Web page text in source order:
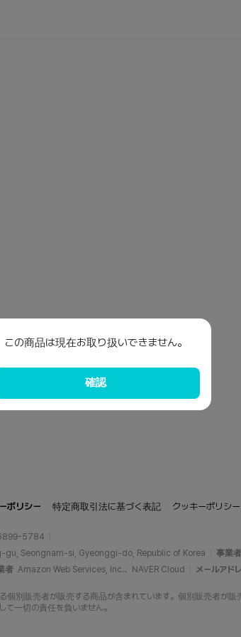
ポリシー 特定商取引法に基づく表記 クッキーポリシー
5784
gu, Seongnam-si, Gyeonggi-do, Republic of Korea 事業
者 Amazon Web Services, Inc.、NAVER Cloud メールアド
個別販売者が販売する商品が含まれています。個別販売者が
一切の責任を負いません。
この商品は現在お取り扱いできません。
確認